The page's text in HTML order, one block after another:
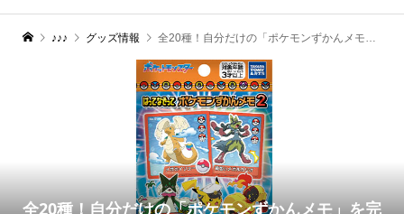
♪♪♪ グッズ情報 全20種！自分だけの「ポケモンずかんメモ」を完成させる玩具菓子第2弾が登場
全20種！自分だけの「ポケモンずかんメモ」を完